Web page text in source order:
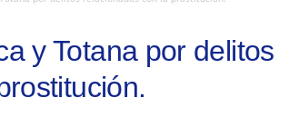
y Totana por delitos